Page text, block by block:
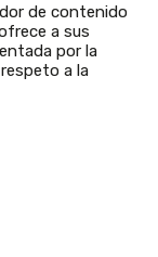
de contenido
a sus
por la
a la